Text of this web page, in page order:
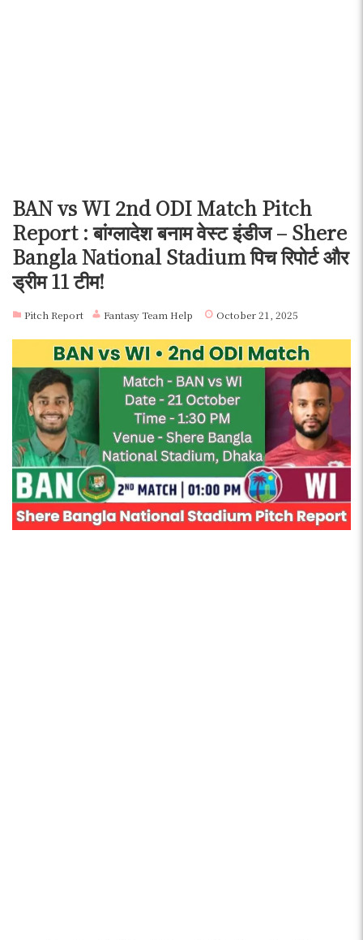
BAN vs WI 2nd ODI Match Pitch
Report : बांग्लादेश बनाम वेस्ट इंडीज – Shere
Bangla National Stadium पिच रिपोर्ट और
ड्रीम 11 टीम!
Pitch Report Fantasy Team Help October 21, 2025